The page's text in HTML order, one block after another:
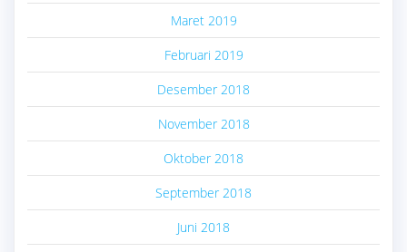
Maret 2019
Februari 2019
Desember 2018
November 2018
Oktober 2018
September 2018
Juni 2018